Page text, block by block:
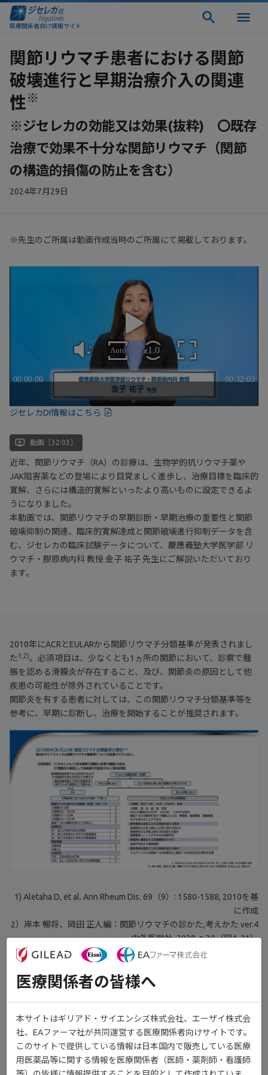
医療関係者向け情報サイト
関節リウマチ患者における関節
破壊進行と早期治療介入の関連
性 ※
※ジセレカの効能又は効果(抜粋) 〇既存
治療で効果不十分な関節リウマチ（関節
の構造的損傷の防止を含む）
2024年7月29日
※先生のご所属は動画作成当時のご所属にて掲載しております。
ジセレカDI情報はこちら
ondemand_video 動画［32:03］
近年、関節リウマチ（RA）の診療は、生物学的抗リウマチ薬や
JAK阻害薬などの登場により目覚ましく進歩し、治療目標を臨床的
寛解、さらには構造的寛解といったより高いものに設定できるよ
うになりました。
本動画では、関節リウマチの早期診断・早期治療の重要性と関節
破壊抑制の関連、臨床的寛解達成と関節破壊進行抑制データを含
む、ジセレカの臨床試験データについて、慶應義塾大学医学部 リ
ウマチ・膠原病内科 教授 金子 祐子 先生にご解説いただいており
ます。
2010年にACRとEULARから関節リウマチ分類基準が発表されまし
た1,2)。必須項目は、少なくとも1ヵ所の関節において、診察で腫
脹を認める滑膜炎が存在すること、及び、関節炎の原因として他
疾患の可能性が除外されていることです。
関節炎を有する患者に対しては、この関節リウマチ分類基準等を
参考に、早期に診断し、治療を開始することが推奨されます。
1) Aletaha D, et al. Ann Rheum Dis. 69（9）: 1580-1588, 2010を基
に作成
2）岸本 暢将、岡田 正人編：関節リウマチの診かた,考えかた ver.4
中外医学社, 2020, p.30（図A-21）
演者
慶應義塾大学医学部
リウマチ・膠原病内科 教授
金子 祐子 先生
目次
医療関係者の皆様へ
本サイトはギリアド・サイエンシズ株式会社、エーザイ株式会
社、EAファーマ社が共同運営する医療関係者向けサイトです。
このサイトで提供している情報は日本国内で販売している医療
用医薬品等に関する情報を医療関係者（医師・薬剤師・看護師